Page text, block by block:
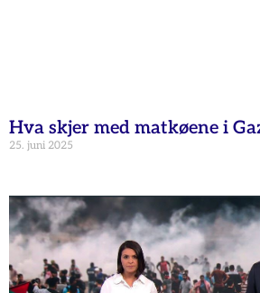
Hva skjer med matkøene i
25. juni 2025